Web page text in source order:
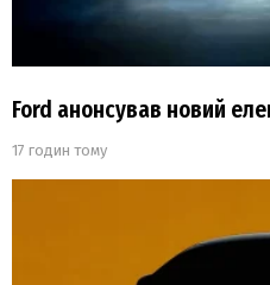
Ford анонсував новий
17 годин тому